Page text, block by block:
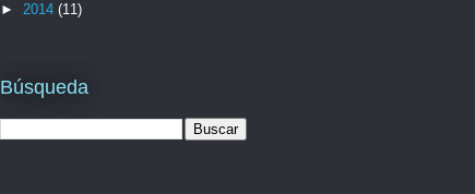
► 2014 (11)
Búsqueda